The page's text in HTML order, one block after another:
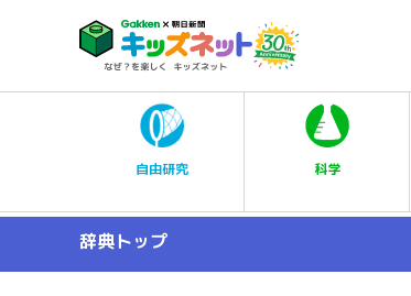
自由研究 科学
辞典トップ